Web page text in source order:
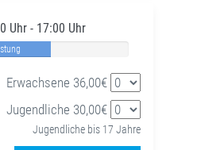
Uhr - 17:00 Uhr
Erwachsene 36,00€
Jugendliche 30,00€
Jugendliche bis 17 Jahre